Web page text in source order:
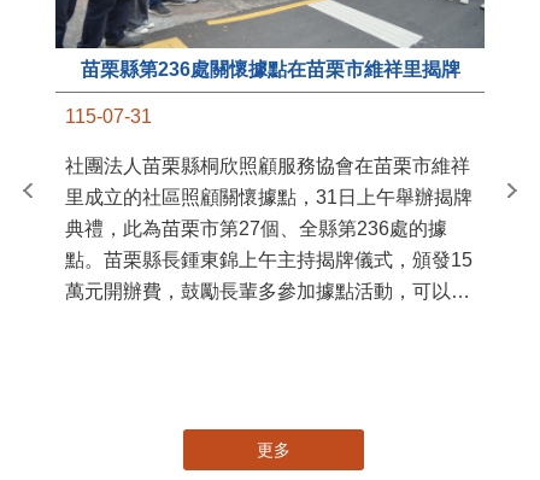
苗栗縣第236處關懷據點在苗栗市維祥里揭牌
115-07-31
社團法人苗栗縣桐欣照顧服務協會在苗栗市維祥
里成立的社區照顧關懷據點，31日上午舉辦揭牌
典禮，此為苗栗市第27個、全縣第236處的據
點。苗栗縣長鍾東錦上午主持揭牌儀式，頒發15
萬元開辦費，鼓勵長輩多參加據點活動，可以更
苗
更多